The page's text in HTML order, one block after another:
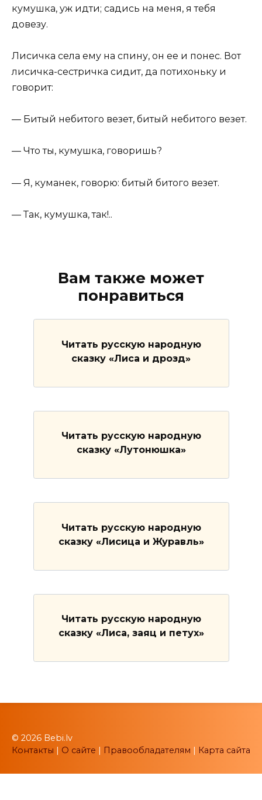
кумушка, уж идти; садись на меня, я тебя
довезу.
Лисичка села ему на спину, он ее и понес. Вот
лисичка-сестричка сидит, да потихоньку и
говорит:
— Битый небитого везет, битый небитого везет.
— Что ты, кумушка, говоришь?
— Я, куманек, говорю: битый битого везет.
— Так, кумушка, так!..
Вам также может
понравиться
Читать русскую народную
сказку «Лиса и дрозд»
Читать русскую народную
сказку «Лутонюшка»
Читать русскую народную
сказку «Лисица и Журавль»
Читать русскую народную
сказку «Лиса, заяц и петух»
© 2026 Bebi.lv
Контакты | О сайте | Правообладателям | Карта сайта